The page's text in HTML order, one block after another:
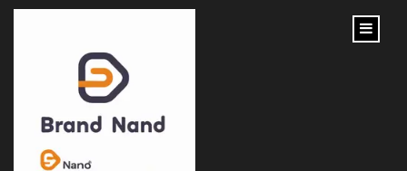
content
Le Marketing Social :